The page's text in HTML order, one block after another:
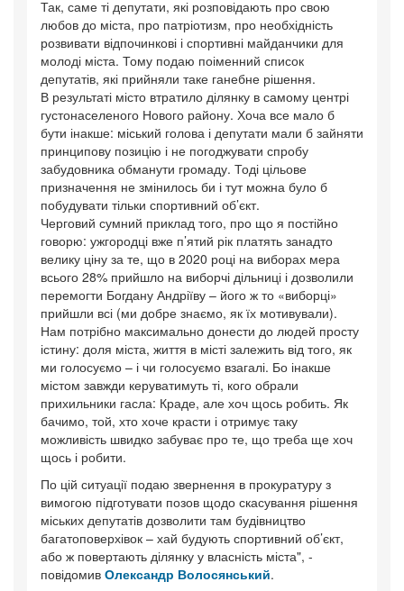
Так, саме ті депутати, які розповідають про свою
любов до міста, про патріотизм, про необхідність
розвивати відпочинкові і спортивні майданчики для
молоді міста. Тому подаю поіменний список
депутатів, які прийняли таке ганебне рішення.
В результаті місто втратило ділянку в самому центрі
густонаселеного Нового району. Хоча все мало б
бути інакше: міський голова і депутати мали б зайняти
принципову позицію і не погоджувати спробу
забудовника обманути громаду. Тоді цільове
призначення не змінилось би і тут можна було б
побудувати тільки спортивний об’єкт.
Черговий сумний приклад того, про що я постійно
говорю: ужгородці вже п’ятий рік платять занадто
велику ціну за те, що в 2020 році на виборах мера
всього 28% прийшло на виборчі дільниці і дозволили
перемогти Богдану Андріїву – його ж то «виборці»
прийшли всі (ми добре знаємо, як їх мотивували).
Нам потрібно максимально донести до людей просту
істину: доля міста, життя в місті залежить від того, як
ми голосуємо – і чи голосуємо взагалі. Бо інакше
містом завжди керуватимуть ті, кого обрали
прихильники гасла: Краде, але хоч щось робить. Як
бачимо, той, хто хоче красти і отримує таку
можливість швидко забуває про те, що треба ще хоч
щось і робити.
По цій ситуації подаю звернення в прокуратуру з
вимогою підготувати позов щодо скасування рішення
міських депутатів дозволити там будівництво
багатоповерхівок – хай будують спортивний об’єкт,
або ж повертають ділянку у власність міста", -
повідомив Олександр Волосянський.